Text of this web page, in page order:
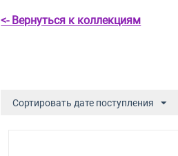
<- Вернуться к коллекциям
Сортировать дате поступления